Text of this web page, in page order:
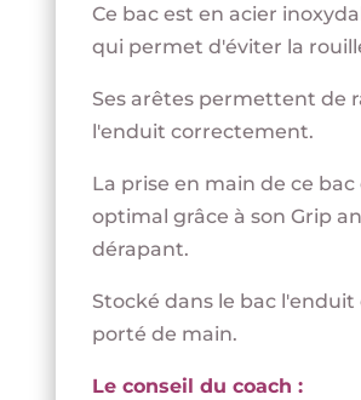
Ce bac est en acier
qui permet d'éviter la
Ses arêtes permettent de
l'enduit correctement.
La prise en main de ce bac
optimal grâce à son Grip
dérapant.
Stocké dans le bac l'enduit
porté de main.
Le conseil du coach :